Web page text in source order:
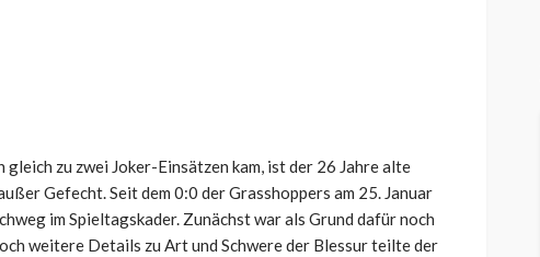
zu zwei Joker-Einsätzen kam, ist der 26 Jahre alte
Gefecht. Seit dem 0:0 der Grasshoppers am 25. Januar
im Spieltagskader. Zunächst war als Grund dafür noch
weitere Details zu Art und Schwere der Blessur teilte der